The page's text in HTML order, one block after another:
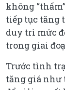
không
tiếp tục tăng
duy trì mức
trong giai
Trước tình
tăng giá như